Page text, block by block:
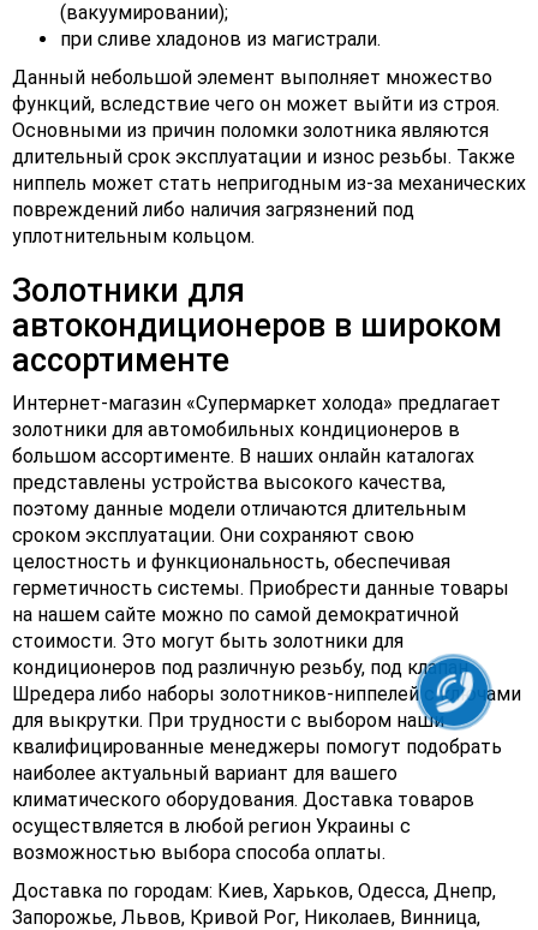
(вакуумировании);
при сливе хладонов из магистрали.
Данный небольшой элемент выполняет множество
функций, вследствие чего он может выйти из строя.
Основными из причин поломки золотника являются
длительный срок эксплуатации и износ резьбы. Также
ниппель может стать непригодным из-за механических
повреждений либо наличия загрязнений под
уплотнительным кольцом.
Золотники для
автокондиционеров в широком
ассортименте
Интернет-магазин «Супермаркет холода» предлагает
золотники для автомобильных кондиционеров в
большом ассортименте. В наших онлайн каталогах
представлены устройства высокого качества,
поэтому данные модели отличаются длительным
сроком эксплуатации. Они сохраняют свою
целостность и функциональность, обеспечивая
герметичность системы. Приобрести данные товары
на нашем сайте можно по самой демократичной
стоимости. Это могут быть золотники для
кондиционеров под различную резьбу, под клапан
Шредера либо наборы золотников-ниппелей с ключами
для выкрутки. При трудности с выбором наши
квалифицированные менеджеры помогут подобрать
наиболее актуальный вариант для вашего
климатического оборудования. Доставка товаров
осуществляется в любой регион Украины с
возможностью выбора способа оплаты.
Доставка по городам: Киев, Харьков, Одесса, Днепр,
Запорожье, Львов, Кривой Рог, Николаев, Винница,